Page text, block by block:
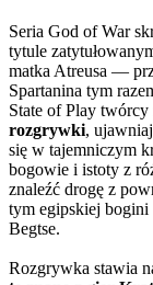
Seria God of War
tytule
matka Atreusa —
Spartanina tym
State of Play
rozgrywki,
się w tajemniczym
bogowie i istoty z
znaleźć drogę z
tym egipskiej bogini
Begtse.
Rozgrywka stawia